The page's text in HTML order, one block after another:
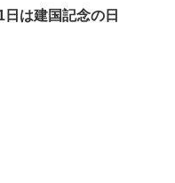
日は建国記念の日